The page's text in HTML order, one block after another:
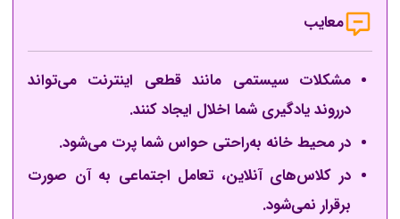
معایب
مشکلات سیستمی مانند قطعی اینترنت می‌تواند
درروند یادگیری شما اخلال ایجاد کنند.
در محیط خانه به‌راحتی حواس شما پرت می‌شود.
در کلاس‌های آنلاین، تعامل اجتماعی به آن صورت
برقرار نمی‌شود.